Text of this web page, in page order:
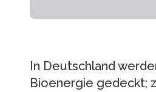
In Deutschland
Bioenergie gedeckt;